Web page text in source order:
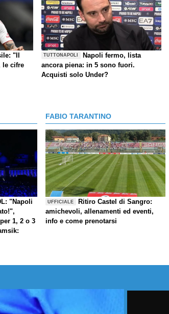
"Il
le cifre
TUTTONAPOLI
Napoli fermo, lista
ancora piena: in 5 sono fuori.
Acquisti solo Under?
"Napoli
1, 2 o 3
FABIO TARANTINO
UFFICIALE
Ritiro Castel di Sangro:
amichevoli, allenamenti ed eventi,
info e come prenotarsi